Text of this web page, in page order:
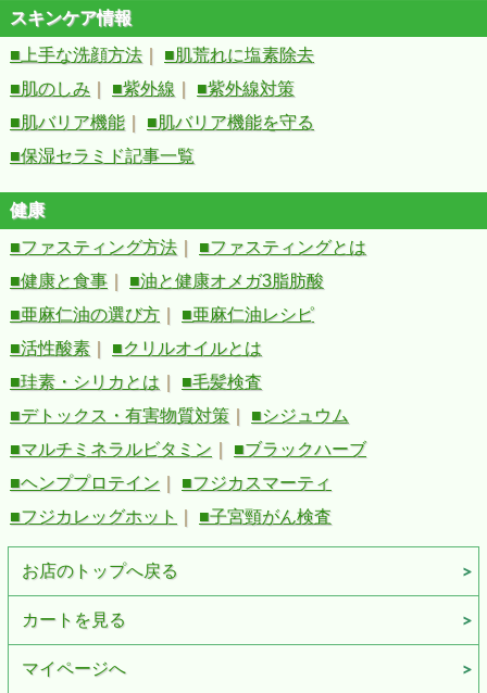
スキンケア情報
■上手な洗顔方法
■肌荒れに塩素除去
■肌のしみ
■紫外線
■紫外線対策
■肌バリア機能
■肌バリア機能を守る
■保湿セラミド記事一覧
健康
■ファスティング方法
■ファスティングとは
■健康と食事
■油と健康オメガ3脂肪酸
■亜麻仁油の選び方
■亜麻仁油レシピ
■活性酸素
■クリルオイルとは
■珪素・シリカとは
■毛髪検査
■デトックス・有害物質対策
■シジュウム
■マルチミネラルビタミン
■ブラックハーブ
■ヘンププロテイン
■フジカスマーティ
■フジカレッグホット
■子宮頸がん検査
お店のトップへ戻る
カートを見る
マイページへ